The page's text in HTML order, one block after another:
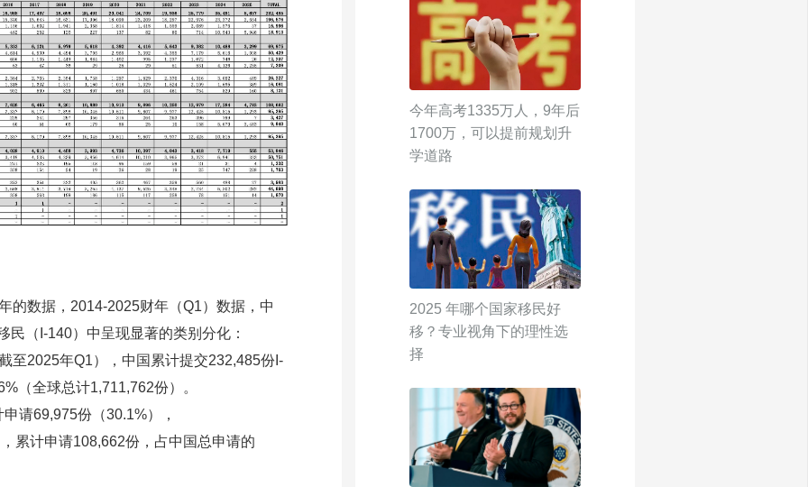
的数据，2014-2025财年（Q1）数据，中
民（I-140）中呈现显著的类别分化：
至2025年Q1），中国累计提交232,485份I-
（全球总计1,711,762份）。
申请69,975份（30.1%），
累计申请108,662份，占中国总申请的
今年高考1335万人，9年后
1700万，可以提前规划升
学道路
2025 年哪个国家移民好
移？专业视角下的理性选
择